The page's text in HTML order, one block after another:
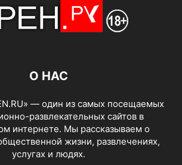
О НАС
— один из самых посещаемых
развлекательных сайтов в
интернете. Мы рассказываем о
жизни, развлечениях,
услугах и людях.